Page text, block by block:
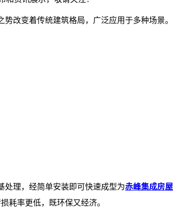
改变着传统建筑格局，广泛应用于多种场景。
处理，经简单安装即可快速成型为赤峰集成房屋
耗率更低，既环保又经济。